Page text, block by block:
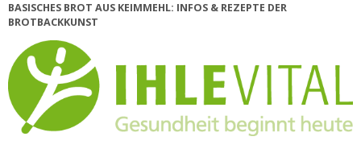
BASISCHES BROT AUS KEIMMEHL: INFOS & REZEPTE DER
BROTBACKKUNST